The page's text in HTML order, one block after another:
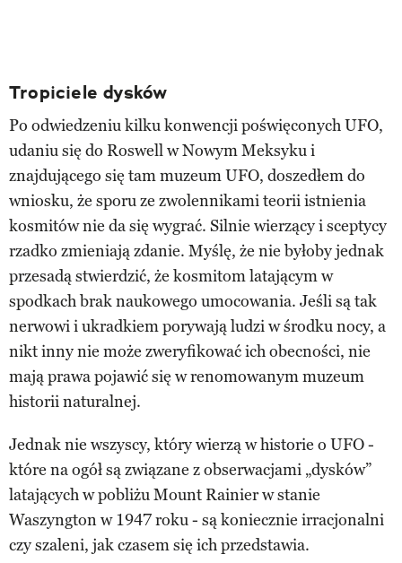
Tropiciele dysków
Po odwiedzeniu kilku konwencji poświęconych UFO,
udaniu się do Roswell w Nowym Meksyku i
znajdującego się tam muzeum UFO, doszedłem do
wniosku, że sporu ze zwolennikami teorii istnienia
kosmitów nie da się wygrać. Silnie wierzący i sceptycy
rzadko zmieniają zdanie. Myślę, że nie byłoby jednak
przesadą stwierdzić, że kosmitom latającym w
spodkach brak naukowego umocowania. Jeśli są tak
nerwowi i ukradkiem porywają ludzi w środku nocy, a
nikt inny nie może zweryfikować ich obecności, nie
mają prawa pojawić się w renomowanym muzeum
historii naturalnej.
Jednak nie wszyscy, który wierzą w historie o UFO -
które na ogół są związane z obserwacjami „dysków”
latających w pobliżu Mount Rainier w stanie
Waszyngton w 1947 roku - są koniecznie irracjonalni
czy szaleni, jak czasem się ich przedstawia.